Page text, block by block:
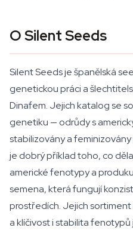
O Silent Seeds
Silent Seeds je španělská
genetickou práci a
Dinafem. Jejich katalog se
genetiku — odrůdy s
stabilizovány a
je dobrý příklad toho, co
americké fenotypy a
semena, která fungují
prostředích. Jejich
a klíčivost i stabilita fenotypů